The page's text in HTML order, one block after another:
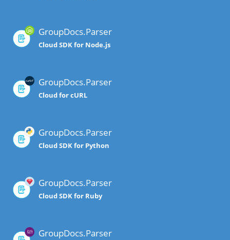
GroupDocs.Parser
Cloud SDK for Node.js
GroupDocs.Parser
Cloud for cURL
GroupDocs.Parser
Cloud SDK for Python
GroupDocs.Parser
Cloud SDK for Ruby
GroupDocs.Parser